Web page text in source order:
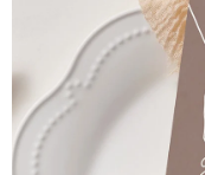
z
5
hvězdiček.